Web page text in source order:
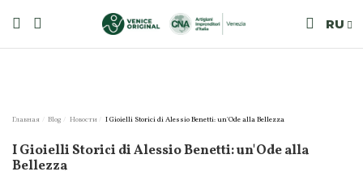
RU
Главная Blog Новости I Gioielli Storici di Alessio Benetti: un'Ode alla Bellezza
I Gioielli Storici di Alessio Benetti: un'Ode alla
Bellezza